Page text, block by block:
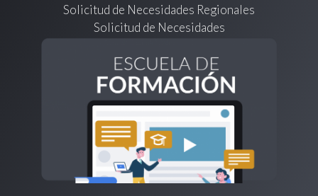
Solicitud de Necesidades Regionales
Solicitud de Necesidades